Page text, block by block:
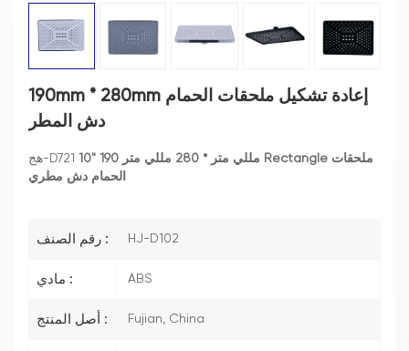
190mm * 280mm إعادة تشكيل ملحقات الحمام
دش المطر
هج-D721 10" 190 مللي متر * 280 مللي متر Rectangle ملحقات
الحمام دش مطري
رقم الصنف : HJ-D102
مادي : ABS
أصل المنتج : Fujian, China